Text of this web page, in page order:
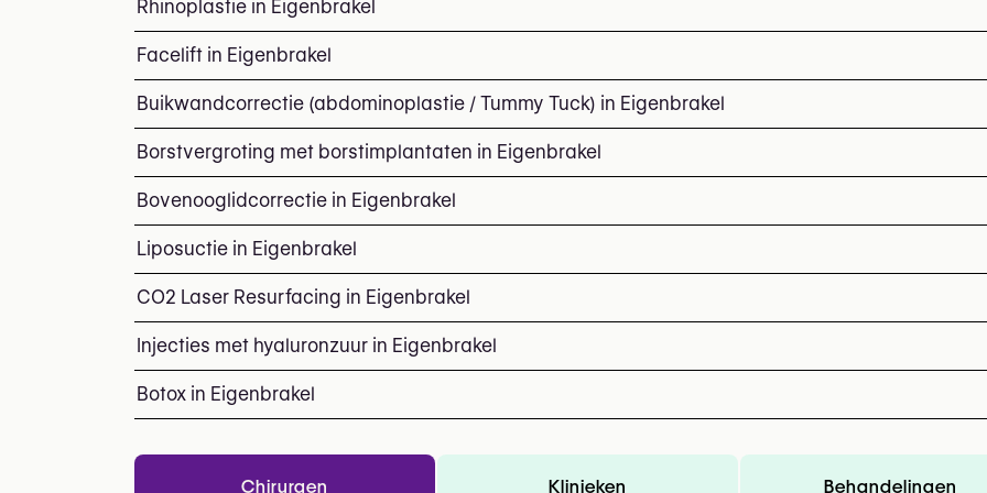
Rhinoplastie in Eigenbrakel
Facelift in Eigenbrakel
Buikwandcorrectie (abdominoplastie / Tummy Tuck) in Eigenbrakel
Borstvergroting met borstimplantaten in Eigenbrakel
Bovenooglidcorrectie in Eigenbrakel
Liposuctie in Eigenbrakel
CO2 Laser Resurfacing in Eigenbrakel
Injecties met hyaluronzuur in Eigenbrakel
Botox in Eigenbrakel
Chirurgen Klinieken Behandelingen